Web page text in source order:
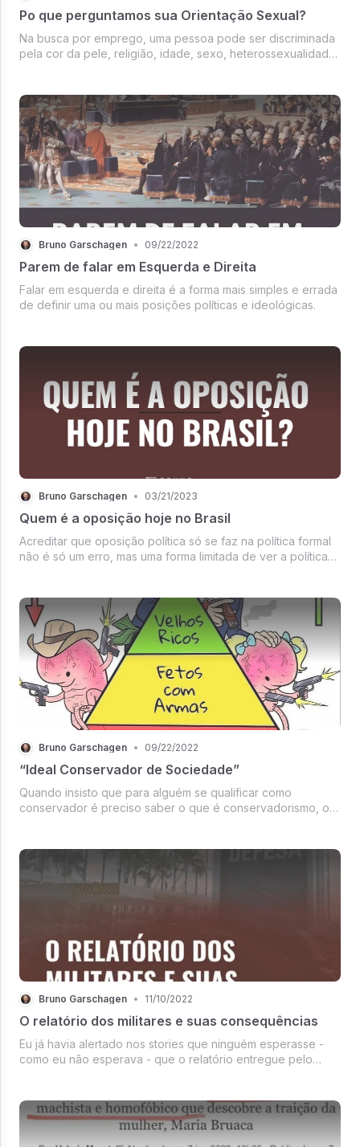
Po que perguntamos sua Orientação Sexual?
Na busca por emprego, uma pessoa pode ser discriminada
pela cor da pele, religião, idade, sexo, heterossexualidade,
Bruno Garschagen • 09/22/2022
Parem de falar em Esquerda e Direita
Falar em esquerda e direita é a forma mais simples e errada
de definir uma ou mais posições políticas e ideológicas.
Bruno Garschagen • 03/21/2023
Quem é a oposição hoje no Brasil
Acreditar que oposição política só se faz na política formal
não é só um erro, mas uma forma limitada de ver a política
Bruno Garschagen • 09/22/2022
“Ideal Conservador de Sociedade”
Quando insisto que para alguém se qualificar como
conservador é preciso saber o que é conservadorismo, o
Bruno Garschagen • 11/10/2022
O relatório dos militares e suas consequências
Eu já havia alertado nos stories que ninguém esperasse -
como eu não esperava - que o relatório entregue pelo